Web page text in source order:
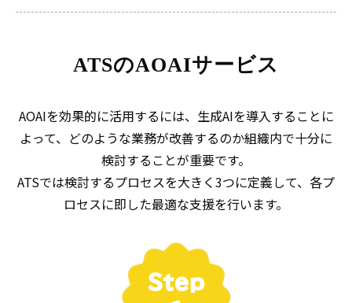
ATSのAOAIサービス
AOAIを効果的に活用するには、生成AIを導入することに
よって、どのような業務が改善するのか組織内で十分に
検討することが重要です。
ATSでは検討するプロセスを大きく3つに定義して、各プ
ロセスに即した最適な支援を行います。